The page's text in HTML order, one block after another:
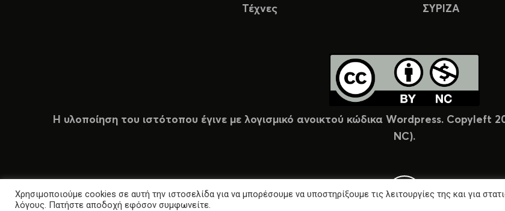
Τέχνες
ΣΥΡΙΖΑ
Η υλοποίηση του ιστότοπου έγινε με λογισμικό ανοικτού κώδικα Wordpress.
NC).
Χρησιμοποιούμε cookies σε αυτή την ιστοσελίδα για να μπορέσουμε να υποστηρίξουμε τις λειτουργίες της και για
λόγους. Πατήστε αποδοχή εφόσον συμφωνείτε.